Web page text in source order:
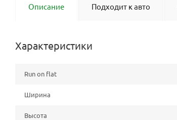
Описание Подходит к авто
Характеристики
Run on flat
Ширина
Высота